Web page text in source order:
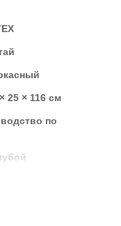
25 × 116 см
по